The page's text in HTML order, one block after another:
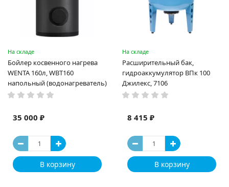
На складе
Бойлер косвенного нагрева
WENTA 160л, WBT160
напольный (водонагреватель)
35 000 ₽
В корзину
На складе
Расширительный бак,
гидроаккумулятор ВПк 100
Джилекс, 7106
8 415 ₽
В корзину